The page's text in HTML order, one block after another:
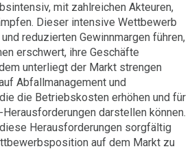
mit zahlreichen Akteuren,
Dieser intensive Wettbewerb
reduzierten Gewinnmargen führen,
erschwert, ihre Geschäfte
unterliegt der Markt strengen
Abfallmanagement und
die Betriebskosten erhöhen und für
darstellen können.
Herausforderungen sorgfältig
auf dem Markt zu